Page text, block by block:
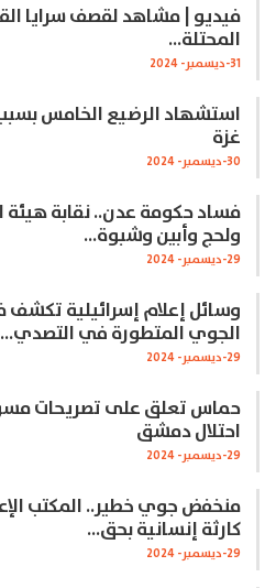
فيديو | مشاهد لقصف سرايا
المحتلة…
31-ديسمبر- 2024
استشهاد الرضيع الخامس
غزة
30-ديسمبر- 2024
فساد حكومة عدن.. نقابة
ولحج وأبين وشبوة…
29-ديسمبر- 2024
وسائل إعلام إسرائيلية
الجوي المتطورة في التصدي…
29-ديسمبر- 2024
حماس تعلق على تصريحات
احتلال دمشق
29-ديسمبر- 2024
منخفض جوي خطير.. المكتب
كارثة إنسانية بحق…
29-ديسمبر- 2024